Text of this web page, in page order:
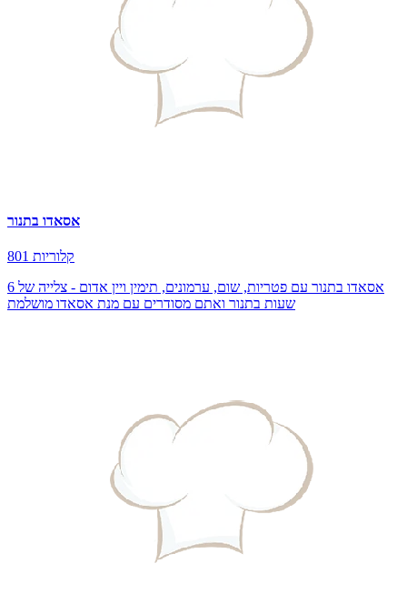
אסאדו בתנור
801 קלוריות
אסאדו בתנור עם פטריות, שום, ערמונים, תימין ויין אדום - צלייה של 6
שעות בתנור ואתם מסודרים עם מנת אסאדו מושלמת